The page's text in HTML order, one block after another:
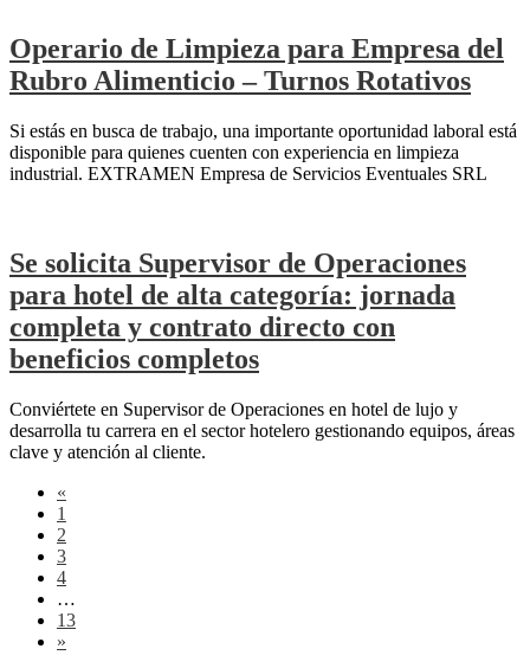
Operario de Limpieza para Empresa del
Rubro Alimenticio – Turnos Rotativos
Si estás en busca de trabajo, una importante oportunidad laboral está
disponible para quienes cuenten con experiencia en limpieza
industrial. EXTRAMEN Empresa de Servicios Eventuales SRL
Se solicita Supervisor de Operaciones
para hotel de alta categoría: jornada
completa y contrato directo con
beneficios completos
Conviértete en Supervisor de Operaciones en hotel de lujo y
desarrolla tu carrera en el sector hotelero gestionando equipos, áreas
clave y atención al cliente.
«
1
2
3
4
…
13
»